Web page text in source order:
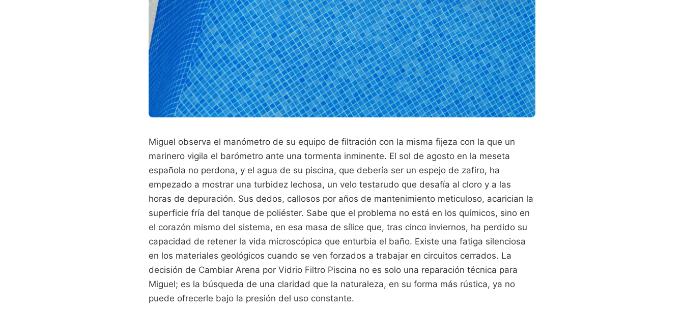
Miguel observa el manómetro de su equipo de filtración con la misma fijeza con la que un
marinero vigila el barómetro ante una tormenta inminente. El sol de agosto en la meseta
española no perdona, y el agua de su piscina, que debería ser un espejo de zafiro, ha
empezado a mostrar una turbidez lechosa, un velo testarudo que desafía al cloro y a las
horas de depuración. Sus dedos, callosos por años de mantenimiento meticuloso, acarician la
superficie fría del tanque de poliéster. Sabe que el problema no está en los químicos, sino en
el corazón mismo del sistema, en esa masa de sílice que, tras cinco inviernos, ha perdido su
capacidad de retener la vida microscópica que enturbia el baño. Existe una fatiga silenciosa
en los materiales geológicos cuando se ven forzados a trabajar en circuitos cerrados. La
decisión de Cambiar Arena por Vidrio Filtro Piscina no es solo una reparación técnica para
Miguel; es la búsqueda de una claridad que la naturaleza, en su forma más rústica, ya no
puede ofrecerle bajo la presión del uso constante.